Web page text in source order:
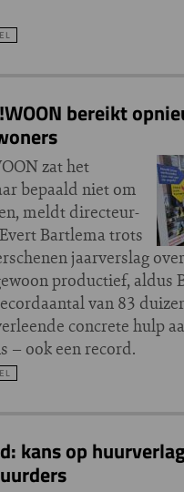
bereikt
zat het
bepaald niet om
meldt directeur-
Bartlema trots
jaarverslag
productief, aldus
van 83
concrete hulp
– ook een record.
kans op